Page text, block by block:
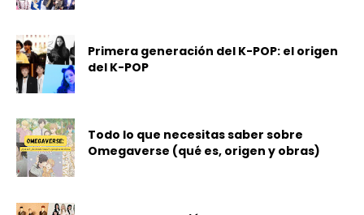
Primera generación del K-POP: el origen
del K-POP
Todo lo que necesitas saber sobre
Omegaverse (qué es, origen y obras)